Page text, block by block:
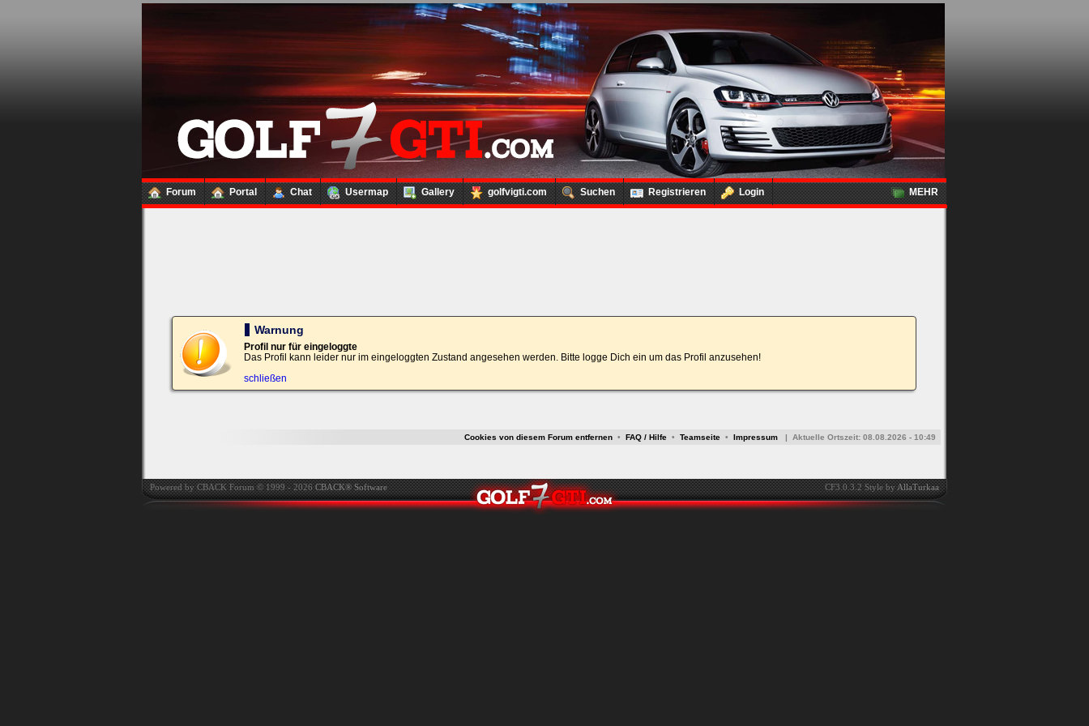
Forum Portal Chat Usermap Gallery golfvigti.com Suchen Registrieren Login MEHR
Loginbox
Trage
bitte
in
die
nachfolgenden
Felder
Deinen
Benutzernamen
und
Kennwort
ein,
um
Bei jedem Besuch
automatisch einloggen.
Warnung
Profil nur für eingeloggte
Das Profil kann leider nur im eingeloggten Zustand angesehen werden. Bitte logge Dich ein um das Profil anzusehen!
schließen
Cookies von diesem Forum entfernen • FAQ / Hilfe • Teamseite • Impressum | Aktuelle Ortszeit: 08.08.2026 - 10:49
Powered by CBACK Forum © 1999 - 2026CBACK® Software CF3.0.3.2 Style byAllaTurkaa